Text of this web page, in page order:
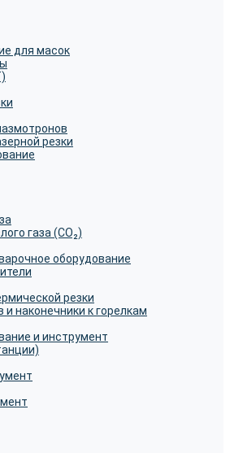
для масок
резки
газа (CO₂)
оборудование
резки
наконечники к горелкам
и инструмент